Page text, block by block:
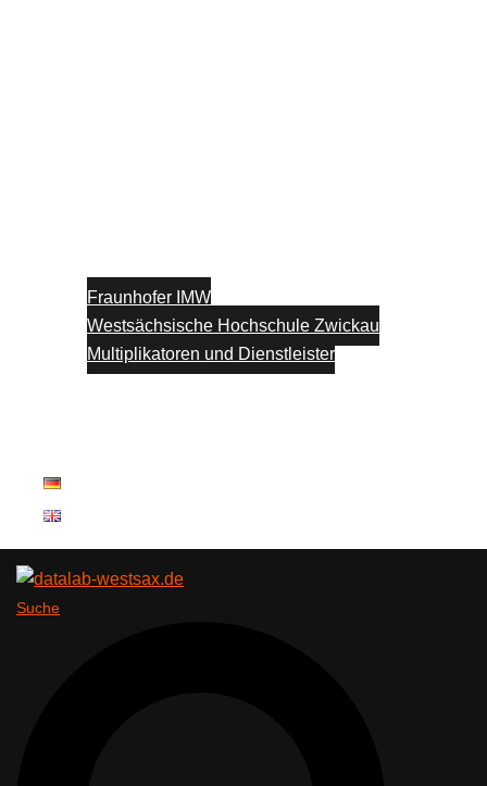
Fraunhofer IMW
Westsächsische Hochschule Zwickau
Multiplikatoren und Dienstleister
Suche